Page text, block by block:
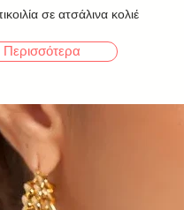
σε ατσάλινα κολιέ
Περισσότερα